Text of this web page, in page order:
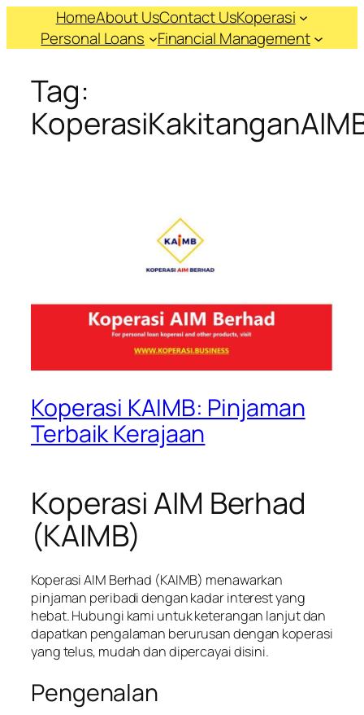
HomeAbout UsContact UsKoperasi
Personal Loans
Financial Management
Tag:
Koperasi KAIMB: Pinjaman
Terbaik Kerajaan
Koperasi AIM Berhad
(KAIMB)
Koperasi AIM Berhad (KAIMB) menawarkan
pinjaman peribadi dengan kadar interest yang
hebat. Hubungi kami untuk keterangan lanjut dan
dapatkan pengalaman berurusan dengan koperasi
yang telus, mudah dan dipercayai disini.
Pengenalan